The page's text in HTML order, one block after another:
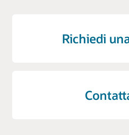
Richiedi